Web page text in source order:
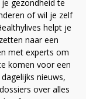
gezondheid te
of wil je zelf
helpt je
naar een
met experts om
komen voor een
nieuws,
over alles